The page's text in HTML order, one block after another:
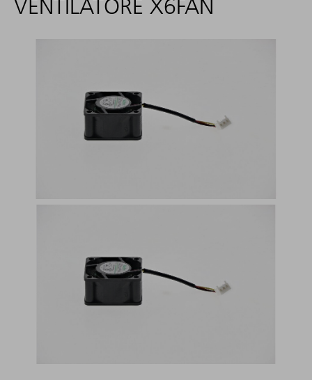
VENTILATORE X6FAN